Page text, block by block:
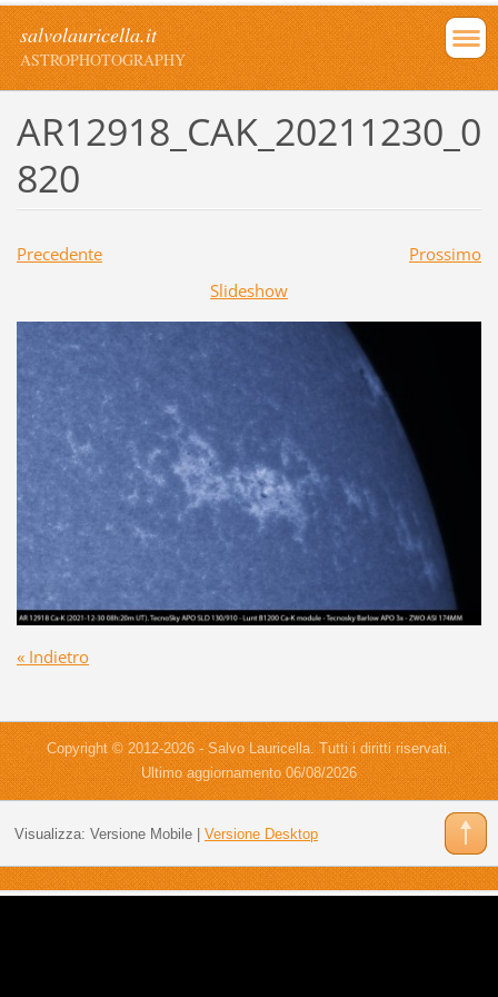
salvolauricella.it
ASTROPHOTOGRAPHY
AR12918_CAK_20211230_0
820
Precedente
Prossimo
Slideshow
« Indietro
Copyright © 2012-2026 - Salvo Lauricella. Tutti i diritti riservati.
Ultimo aggiornamento 06/08/2026
Visualizza: Versione Mobile| Versione Desktop